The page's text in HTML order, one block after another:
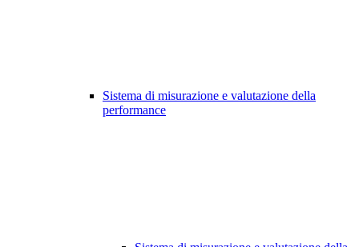
Sistema di misurazione e valutazione della
performance